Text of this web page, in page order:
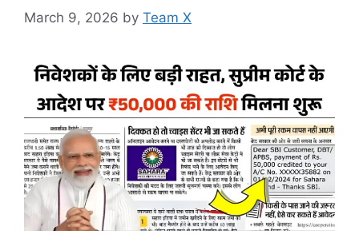
March 9, 2026 by Team X